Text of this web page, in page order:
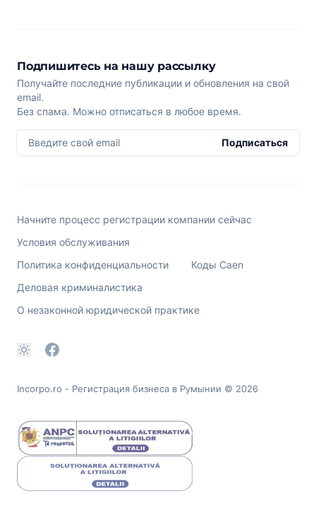
Подпишитесь на нашу рассылку
Получайте последние публикации и обновления на свой
email.
Без спама. Можно отписаться в любое время.
Введите свой email Подписаться
Начните процесс регистрации компании сейчас
Условия обслуживания
Политика конфиденциальности
Коды Caen
Деловая криминалистика
О незаконной юридической практике
Incorpo.ro - Регистрация бизнеса в Румынии © 2026